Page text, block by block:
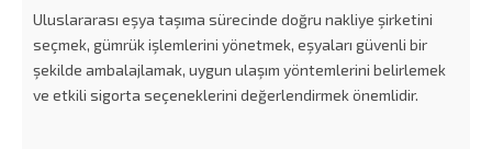
Uluslararası eşya taşıma sürecinde doğru nakliye şirketini
seçmek, gümrük işlemlerini yönetmek, eşyaları güvenli bir
şekilde ambalajlamak, uygun ulaşım yöntemlerini belirlemek
ve etkili sigorta seçeneklerini değerlendirmek önemlidir.